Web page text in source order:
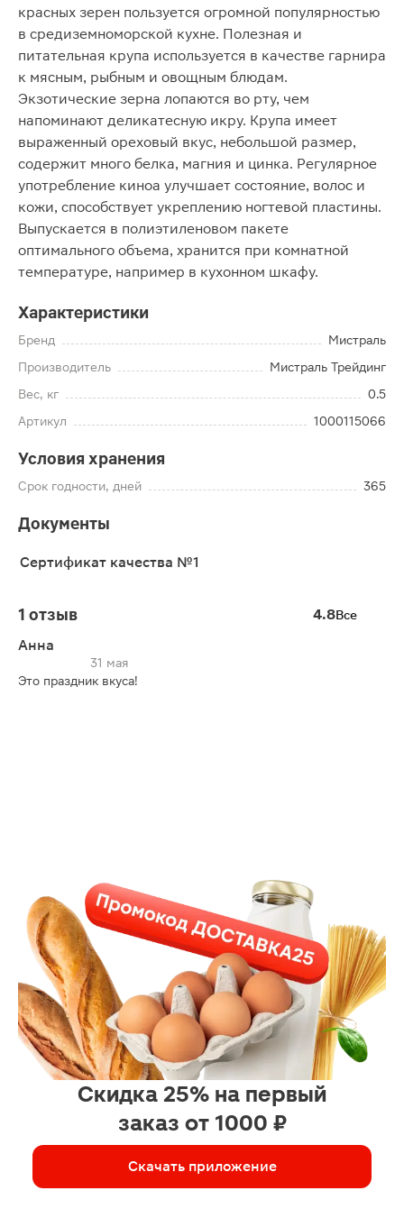
красных зерен пользуется огромной популярностью
в средиземноморской кухне. Полезная и
питательная крупа используется в качестве гарнира
к мясным, рыбным и овощным блюдам.
Экзотические зерна лопаются во рту, чем
напоминают деликатесную икру. Крупа имеет
выраженный ореховый вкус, небольшой размер,
содержит много белка, магния и цинка. Регулярное
употребление киноа улучшает состояние, волос и
кожи, способствует укреплению ногтевой пластины.
Выпускается в полиэтиленовом пакете
оптимального объема, хранится при комнатной
температуре, например в кухонном шкафу.
Характеристики
Бренд
Мистраль
Производитель
Мистраль Трейдинг
Вес, кг
0.5
Артикул
1000115066
Условия хранения
Срок годности, дней 365
Документы
Сертификат качества №1
1 отзыв 4.8Все
Анна
31 мая
Это праздник вкуса!
Скидка 25% на первый
заказ от 1000 ₽
Скачать приложение